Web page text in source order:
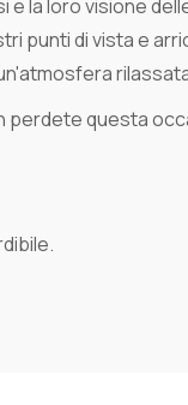
e la loro visione
punti di vista e
perdete questa